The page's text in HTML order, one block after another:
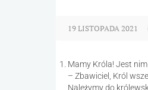
19 LISTOPADA 2021
Mamy Króla! Jest
– Zbawiciel, Król
Należymy do